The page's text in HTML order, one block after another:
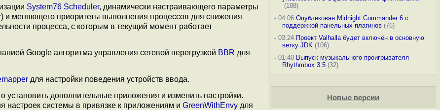
System76 Scheduler, динамически настраивающего параметры
и меняющего приоритеты выполнения процессов для снижения
процесса, с которым в текущий момент работает
Google алгоритма управления сетевой перегрузкой BBR для
для настройки поведения устройств ввода.
дополнительные приложения и изменить настройки.
настроек системы в привязке к приложениям и GreenWithEnvy для
(188)
-04:06 Опубликован Midnight Commander 6 c
поддержкой панельных плагинов(76)
-03:24 Проект Valhalla будет включён в основную
ветку JDK(106)
-01:40 Выпуск музыкального проигрывателя
Rhythmbox 3.5(32)
Новые версии